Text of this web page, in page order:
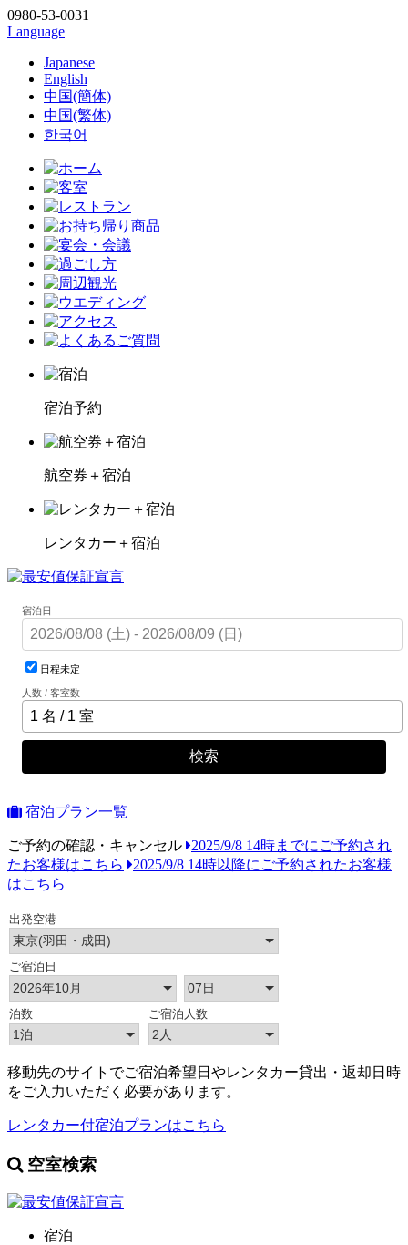
0980-53-0031
Language
Japanese
English
中国(簡体)
中国(繁体)
한국어
宿泊予約
航空券＋宿泊
レンタカー＋宿泊
宿泊日
日程未定
人数 / 客室数
検索
宿泊プラン一覧
ご予約の確認・キャンセル
2025/9/8 14時までにご予約され
たお客様はこちら
2025/9/8 14時以降にご予約されたお客様
はこちら
移動先のサイトでご宿泊希望日やレンタカー貸出・返却日時
をご入力いただく必要があります。
レンタカー付宿泊プランはこちら
空室検索
宿泊